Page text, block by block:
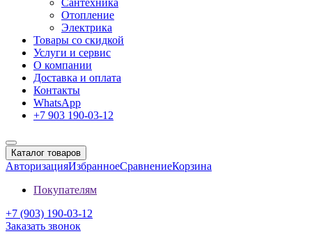
Сантехника
Отопление
Электрика
Товары со скидкой
Услуги и сервис
О компании
Доставка и оплата
Контакты
WhatsApp
+7 903 190-03-12
Каталог товаров
АвторизацияИзбранноеСравнениеКорзина
Покупателям
+7 (903) 190-03-12
Заказать звонок